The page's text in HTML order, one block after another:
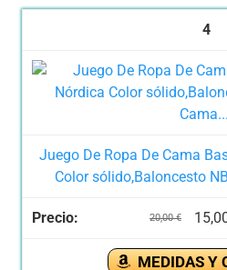
4
Juego De Ropa De Cama
Color sólido,Baloncesto
20,00 €
MEDIDAS Y